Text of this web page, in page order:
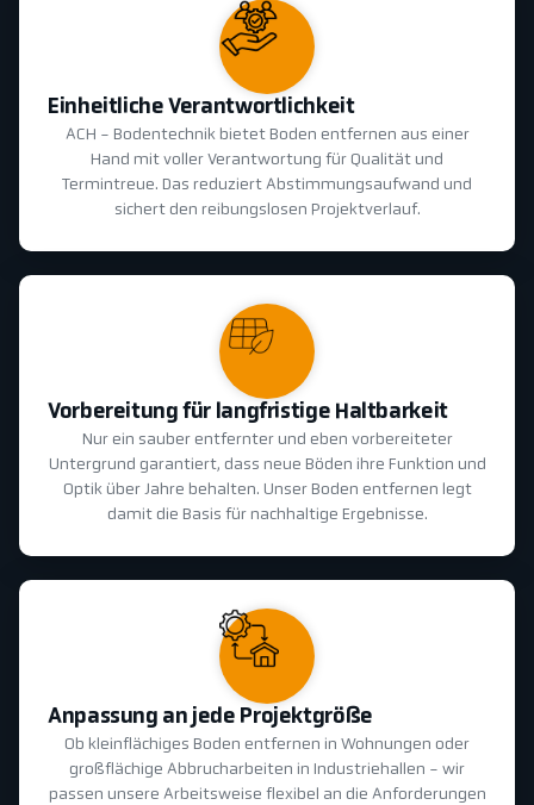
Einheitliche Verantwortlichkeit
ACH - Bodentechnik bietet Boden entfernen aus einer
Hand mit voller Verantwortung für Qualität und
Termintreue. Das reduziert Abstimmungsaufwand und
sichert den reibungslosen Projektverlauf.
Vorbereitung für langfristige Haltbarkeit
Nur ein sauber entfernter und eben vorbereiteter
Untergrund garantiert, dass neue Böden ihre Funktion und
Optik über Jahre behalten. Unser Boden entfernen legt
damit die Basis für nachhaltige Ergebnisse.
Anpassung an jede Projektgröße
Ob kleinflächiges Boden entfernen in Wohnungen oder
großflächige Abbrucharbeiten in Industriehallen - wir
passen unsere Arbeitsweise flexibel an die Anforderungen